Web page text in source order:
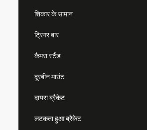
शिकार के सामान
ट्रिगर बार
कैमरा स्टैंड
दूरबीन माउंट
दायरा ब्रैकेट
लटकता हुआ ब्रैकेट